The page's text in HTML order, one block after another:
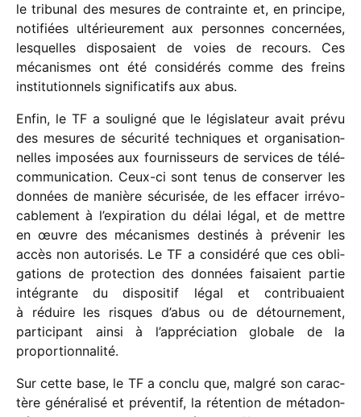
le tribu­nal des mesures de contrainte et, en prin­cipe,
noti­fiées ulté­rieu­re­ment aux personnes concer­nées,
lesquelles dispo­saient de voies de recours. Ces
méca­nismes ont été consi­dé­rés comme des freins
insti­tu­tion­nels signi­fi­ca­tifs aux abus.
Enfin, le TF a souli­gné que le légis­la­teur avait prévu
des mesures de sécu­rité tech­niques et orga­ni­sa­tion­
nelles impo­sées aux four­nis­seurs de services de télé­
com­mu­ni­ca­tion. Ceux-ci sont tenus de conser­ver les
données de manière sécu­ri­sée, de les effa­cer irré­vo­
ca­ble­ment à l’expiration du délai légal, et de mettre
en œuvre des méca­nismes desti­nés à préve­nir les
accès non auto­ri­sés. Le TF a consi­déré que ces obli­
ga­tions de protec­tion des données faisaient partie
inté­grante du dispo­si­tif légal et contri­buaient
à réduire les risques d’abus ou de détour­ne­ment,
parti­ci­pant ainsi à l’appréciation globale de la
proportionnalité.
Sur cette base, le TF a conclu que, malgré son carac­
tère géné­ra­lisé et préven­tif, la réten­tion de méta­don­